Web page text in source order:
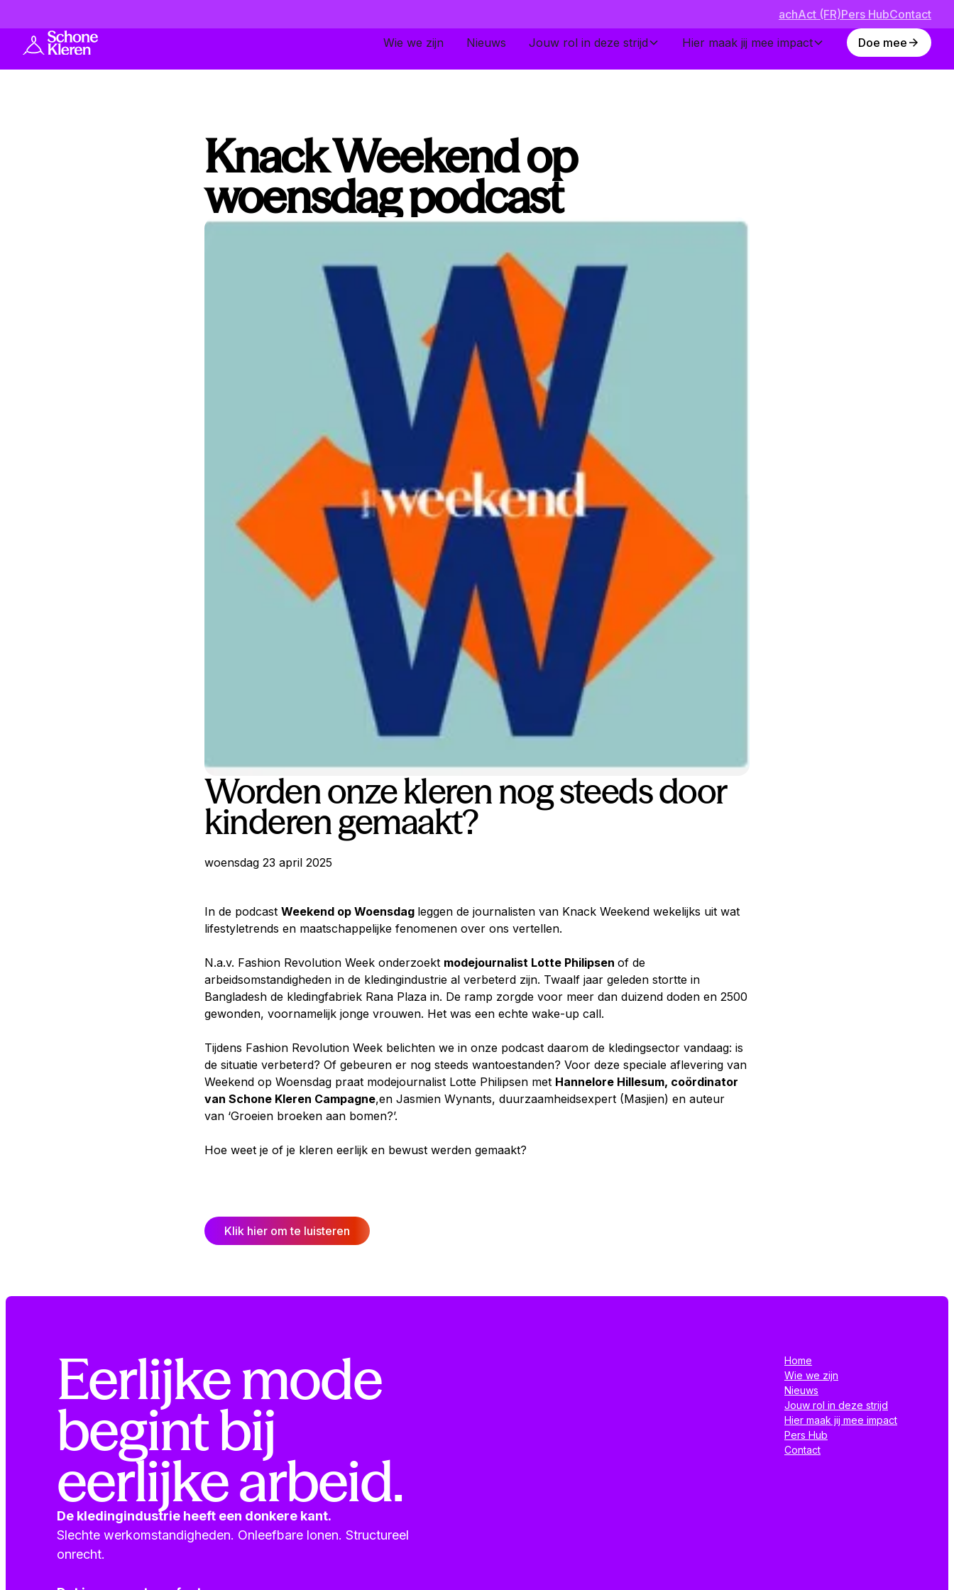
achAct (FR)Pers HubContact
Wie we zijn
Nieuws Jouw rol in deze strijd Hier maak jij mee impact Doe mee
Knack Weekend op
woensdag podcast
Worden onze kleren nog steeds door
kinderen gemaakt?
woensdag 23 april 2025
In de podcast Weekend op Woensdag leggen de journalisten van Knack Weekend wekelijks uit wat
lifestyletrends en maatschappelijke fenomenen over ons vertellen.
N.a.v. Fashion Revolution Week onderzoekt modejournalist Lotte Philipsen of de
arbeidsomstandigheden in de kledingindustrie al verbeterd zijn. Twaalf jaar geleden stortte in
Bangladesh de kledingfabriek Rana Plaza in. De ramp zorgde voor meer dan duizend doden en 2500
gewonden, voornamelijk jonge vrouwen. Het was een echte wake-up call.
Tijdens Fashion Revolution Week belichten we in onze podcast daarom de kledingsector vandaag: is
de situatie verbeterd? Of gebeuren er nog steeds wantoestanden? Voor deze speciale aflevering van
Weekend op Woensdag praat modejournalist Lotte Philipsen met Hannelore Hillesum, coördinator
van Schone Kleren Campagne,en Jasmien Wynants, duurzaamheidsexpert (Masjien) en auteur
van ‘Groeien broeken aan bomen?’.
Hoe weet je of je kleren eerlijk en bewust werden gemaakt?
Klik hier om te luisteren
Eerlijke mode
begint bij
eerlijke arbeid.
De kledingindustrie heeft een donkere kant.
Slechte werkomstandigheden. Onleefbare lonen. Structureel
onrecht.
Home
Wie we zijn
Nieuws
Jouw rol in deze strijd
Hier maak jij mee impact
Pers Hub
Contact